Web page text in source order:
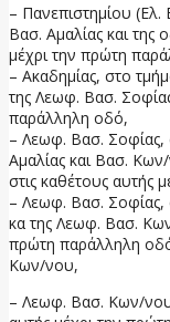
– Πανεπιστημίου (Ελ.
Βασ. Αμαλίας και της
μέχρι την πρώτη
– Ακαδημίας, στο
της Λεωφ. Βασ.
παράλληλη οδό,
– Λεωφ. Βασ. Σοφίας,
Αμαλίας και Βασ.
στις καθέτους αυτής
– Λεωφ. Βασ. Σοφίας,
κα της Λεωφ. Βασ.
πρώτη παράλληλη
Κων/νου,
– Λεωφ. Βασ. Κων/νου,